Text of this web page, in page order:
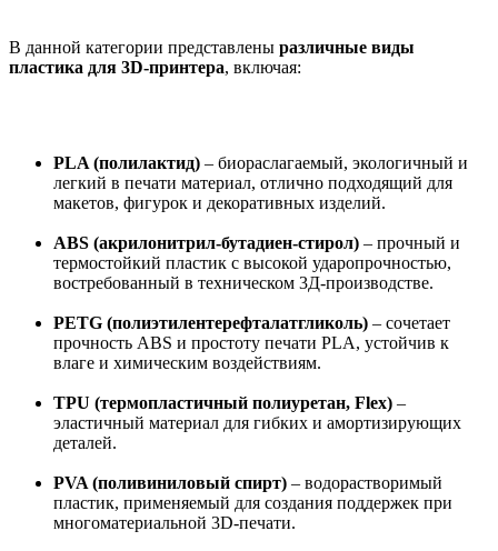
В данной категории представлены различные виды
пластика для 3D-принтера, включая:
PLA (полилактид) – биораслагаемый, экологичный и
легкий в печати материал, отлично подходящий для
макетов, фигурок и декоративных изделий.
ABS (акрилонитрил-бутадиен-стирол) – прочный и
термостойкий пластик с высокой ударопрочностью,
востребованный в техническом 3Д-производстве.
PETG (полиэтилентерефталатгликоль) – сочетает
прочность ABS и простоту печати PLA, устойчив к
влаге и химическим воздействиям.
TPU (термопластичный полиуретан, Flex) –
эластичный материал для гибких и амортизирующих
деталей.
PVA (поливиниловый спирт) – водорастворимый
пластик, применяемый для создания поддержек при
многоматериальной 3D-печати.